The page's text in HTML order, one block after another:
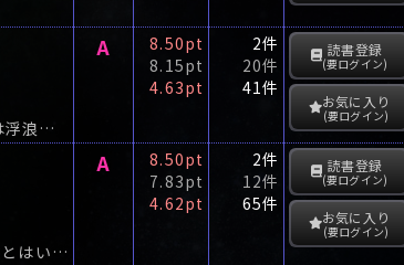
肌寒い秋の季節。デントンの町では、連続婦女暴行魔が跳梁し、公衆便所には浮浪者の死体が転がる。
A
8.50pt
8.15pt
4.63pt
2件
20件
41件
読書登録
(要ログイン)
お気に入り
(要ログイン)
あのフロスト警部が、デントン署を去るときが来た? 自らのヘマが招いた事態とはいえ、マレット署長や新任の主任警部の目論見どおり追い出されるのは業腹だ。
A
8.50pt
7.83pt
4.62pt
2件
12件
65件
読書登録
(要ログイン)
お気に入り
(要ログイン)